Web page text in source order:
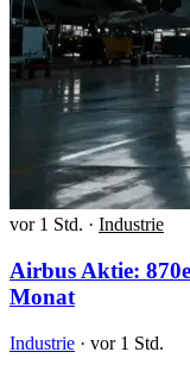
vor 1 Std. · Industrie
Airbus Aktie:
Monat
Industrie · vor 1 Std.